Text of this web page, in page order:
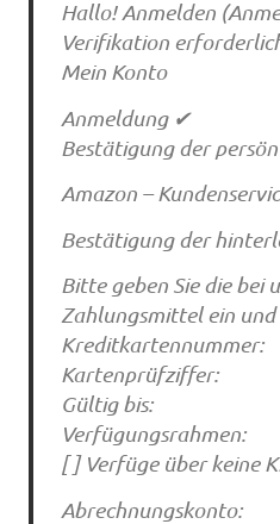
Hallo! Anmelden
Verifikation
Mein Konto
Anmeldung ✔
Bestätigung der
Amazon –
Bestätigung der
Bitte geben Sie die bei
Zahlungsmittel ein und
Kreditkartennummer:
Kartenprüfziffer:
Gültig bis:
Verfügungsrahmen:
[ ] Verfüge über keine
Abrechnungskonto: